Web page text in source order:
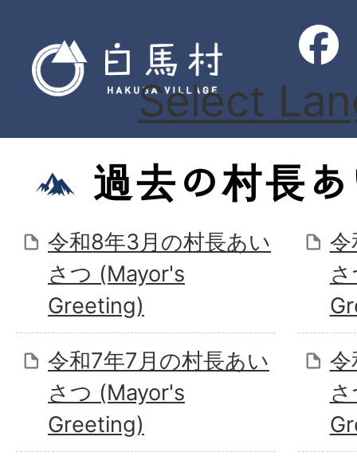
Select
過去の村長
令和8年3月の村長あい
さつ (Mayor's
Greeting)
令
令和7年7月の村長あい
さつ (Mayor's
Greeting)
令